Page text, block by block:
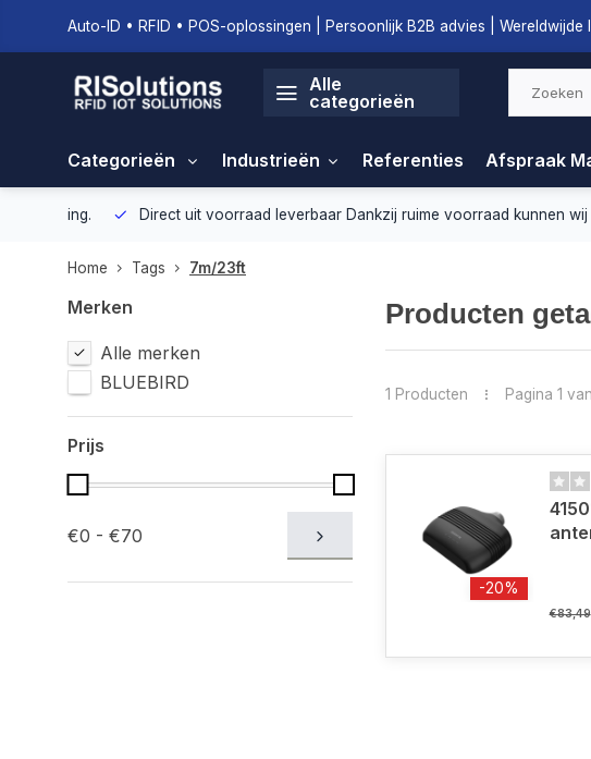
Auto-ID • RFID • POS-oplossingen | Persoonlijk B2B advies | Wereldwijde
Alle
categorieën
Categorieën Industrieën Referenties Afspraak
Direct uit voorraad leverbaarDankzij ruime voorraad kunnen wij snel
Home Tags 7m/23ft
Merken
Alle merken
BLUEBIRD
Prijs
€0 - €70
Producten
1 Producten Pagina 1
-20%
€83,49